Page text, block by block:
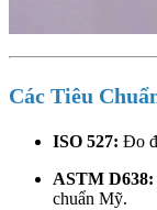
Các Tiêu
ISO 527: Đo
ASTM D638:
chuẩn Mỹ.